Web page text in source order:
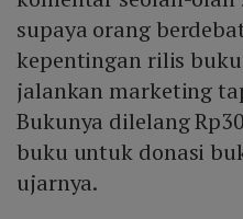
supaya orang
kepentingan rilis
jalankan marketing
Bukunya dilelang
buku untuk donasi
ujarnya.